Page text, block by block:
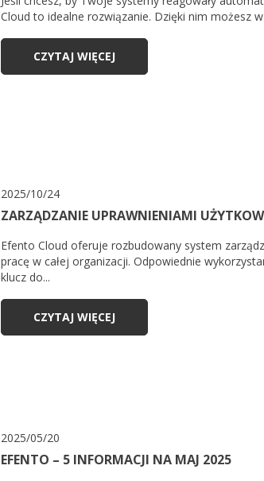
Cloud to idealne rozwiązanie. Dzięki nim możesz
CZYTAJ WIĘCEJ
2025/10/24
ZARZĄDZANIE UPRAWNIENIAMI
Efento Cloud oferuje rozbudowany system
pracę w całej organizacji. Odpowiednie
klucz do...
CZYTAJ WIĘCEJ
2025/05/20
EFENTO – 5 INFORMACJI NA MAJ 2025